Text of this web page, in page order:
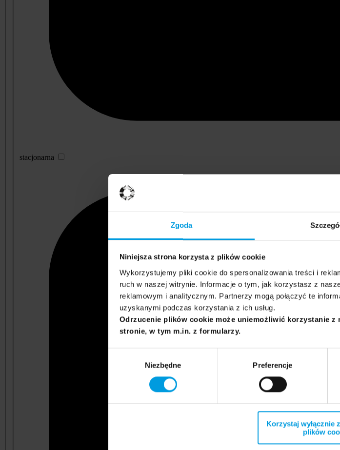
Zgoda
Niniejsza strona korzysta z plików cookie
Wykorzystujemy pliki cookie do spersonalizowania treści i
ruch w naszej witrynie. Informacje o tym, jak korzystasz z
reklamowym i analitycznym. Partnerzy mogą połączyć te
uzyskanymi podczas korzystania z ich usług.
Odrzucenie plików cookie może uniemożliwić korzystanie
stronie, w tym m.in. z formularzy.
Niezbędne Preferencje
Korzystaj wyłącznie
plików
stacjonarna